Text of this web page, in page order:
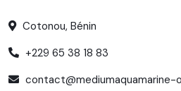
Cotonou, Bénin
+229 65 38 18 83